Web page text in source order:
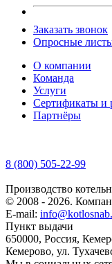
Заказать звонок
Опросные
О компании
Команда
Услуги
Сертификаты и
Партнёры
8 (800) 505-22-99
Производство
© 2008 - 2026.
E-mail:
Пункт выдачи
650000, Россия,
Кемерово, ул.